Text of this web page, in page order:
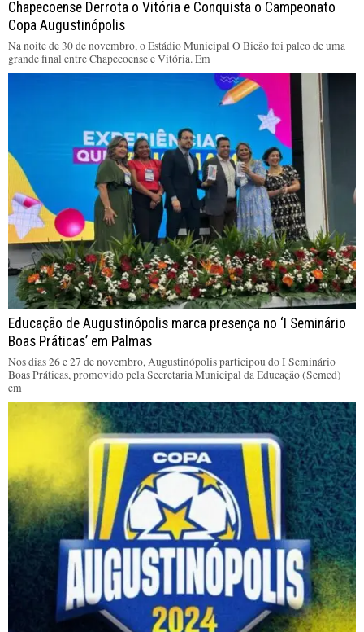
Chapecoense Derrota o Vitória e Conquista o Campeonato
Copa Augustinópolis
Na noite de 30 de novembro, o Estádio Municipal O Bicão foi palco de uma
grande final entre Chapecoense e Vitória. Em
Educação de Augustinópolis marca presença no ‘I Seminário
Boas Práticas’ em Palmas
Nos dias 26 e 27 de novembro, Augustinópolis participou do I Seminário
Boas Práticas, promovido pela Secretaria Municipal da Educação (Semed)
em